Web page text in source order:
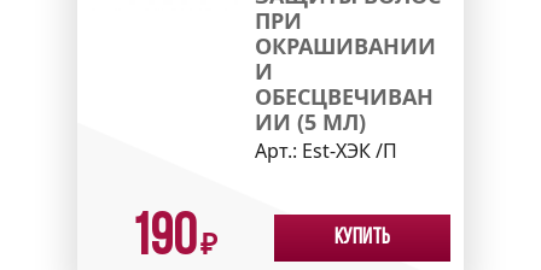
ПРИ
ОКРАШИВАНИИ
И
ОБЕСЦВЕЧИВАН
ИИ (5 МЛ)
Арт.: Est-ХЭК /П
190₽ Купить